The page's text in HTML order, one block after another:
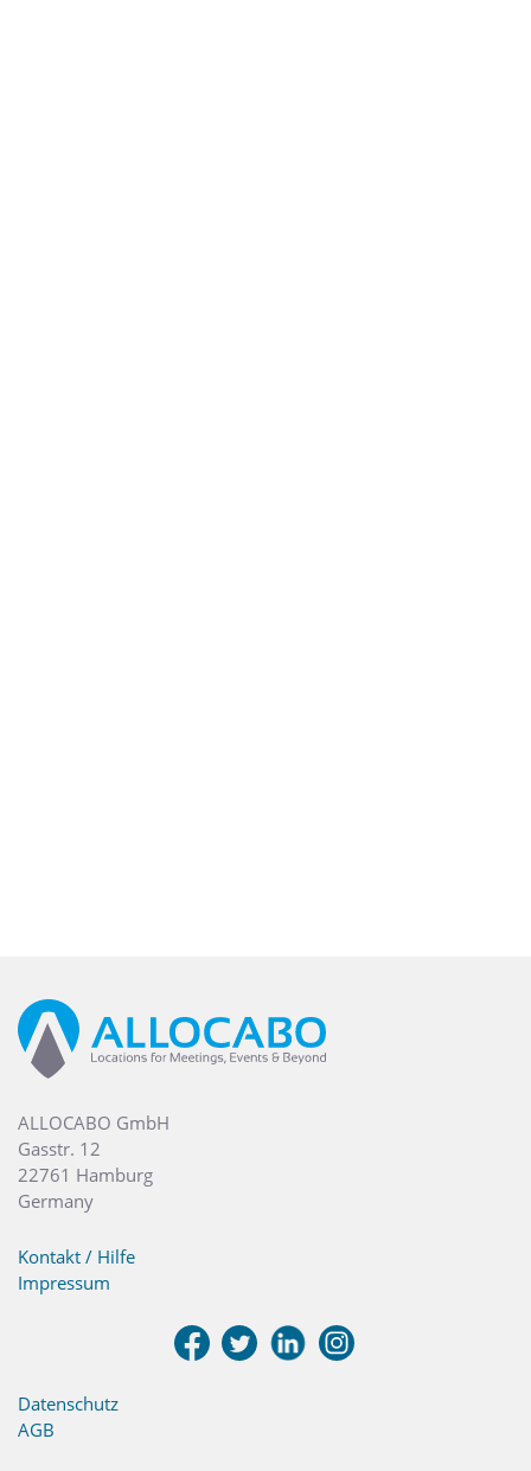
ALLOCABO GmbH
Gasstr. 12
22761 Hamburg
Germany
Kontakt / Hilfe
Impressum
Datenschutz
AGB